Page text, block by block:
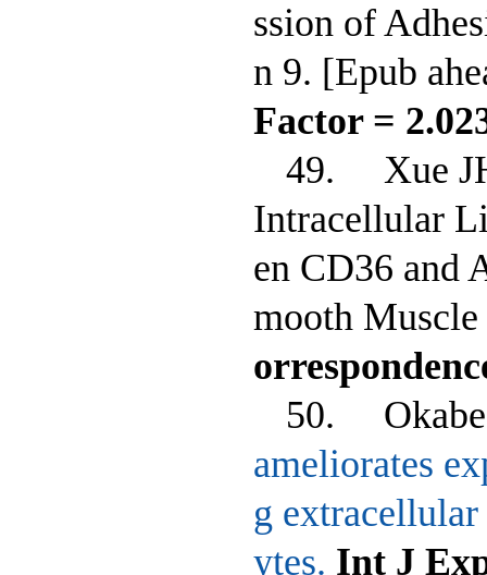
ssion of
n 9. [Epub
Factor =
49. Xue
Intracellular
en CD36 and
mooth
50.
ameliorates
g
ytes. Int J